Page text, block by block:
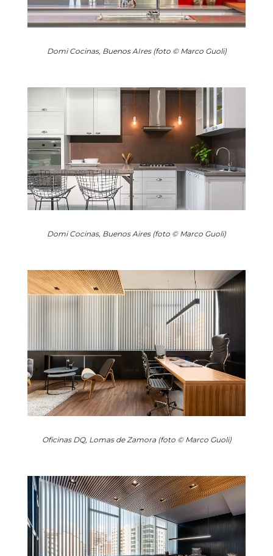
Domi Cocinas, Buenos AIres (foto © Marco Guoli)
Domi Cocinas, Buenos Aires (foto © Marco Guoli)
Oficinas DQ, Lomas de Zamora (foto © Marco Guoli)